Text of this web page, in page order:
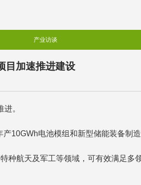
产业访谈
目加速推进建设
。
10GWh电池模组和新型储能装备制造
航天及军工等领域，可有效满足多